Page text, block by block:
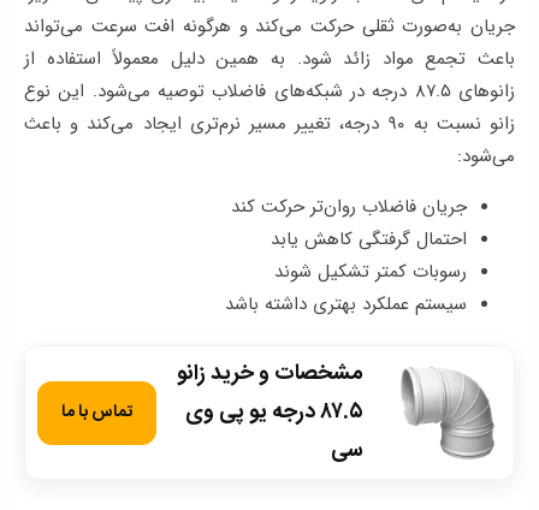
جریان به‌صورت ثقلی حرکت می‌کند و هرگونه افت سرعت می‌تواند
باعث تجمع مواد زائد شود. به همین دلیل معمولاً استفاده از
زانوهای ۸۷.۵ درجه در شبکه‌های فاضلاب توصیه می‌شود. این نوع
زانو نسبت به ۹۰ درجه، تغییر مسیر نرم‌تری ایجاد می‌کند و باعث
می‌شود:
جریان فاضلاب روان‌تر حرکت کند
احتمال گرفتگی کاهش یابد
رسوبات کمتر تشکیل شوند
سیستم عملکرد بهتری داشته باشد
مشخصات و خرید زانو
۸۷.۵ درجه یو پی وی
سی
تماس با ما